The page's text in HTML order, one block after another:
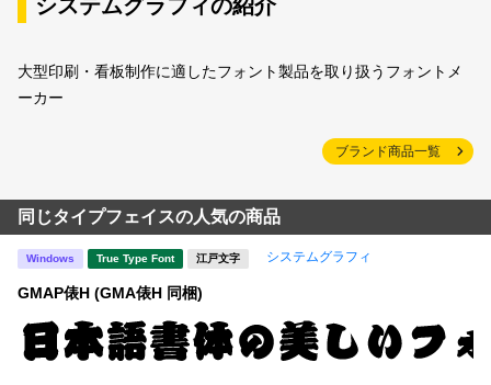
システムグラフィの紹介
大型印刷・看板制作に適したフォント製品を取り扱うフォントメ
ーカー
ブランド商品一覧
同じタイプフェイスの人気の商品
Windows True Type Font 江戸文字 システムグラフィ
GMAP俵H (GMA俵H 同梱)